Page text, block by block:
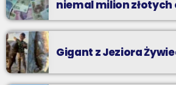
niemal milion
Gigant z Jeziora